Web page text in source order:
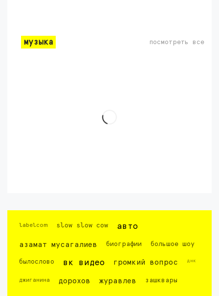
музыка посмотреть все
labelcom slow slow cow авто
азамат мусагалиев биографии большое шоу
былослово вк видео громкий вопрос днк
джиганина дорохов журавлев зашквары